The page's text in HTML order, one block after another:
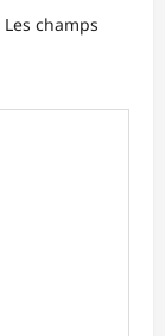
Les champs